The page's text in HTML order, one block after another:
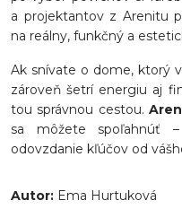
a projektantov z Arenitu
na reálny, funkčný a
Ak snívate o dome, ktorý
zároveň šetrí energiu aj
tou správnou cestou.
sa môžete spoľahnúť
odovzdanie kľúčov od
Autor: Ema Hurtuková